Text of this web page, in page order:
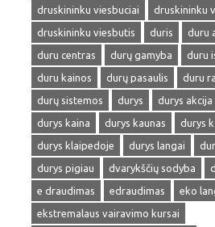
druskininku viesbuciai
druskininku
druskininku viesbutis
duris
duru
duru centras
durų gamyba
duru
duru kainos
durų pasaulis
duru
durų sistemos
durys durys akcija
durys kaina
durys kaunas durys
durys klaipedoje
durys langai
durys pigiau
dvarykščių sodyba
e draudimas
edraudimas
eko
ekstremalaus vairavimo kursai